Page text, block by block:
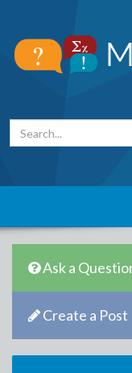
Ask a
Create a Post